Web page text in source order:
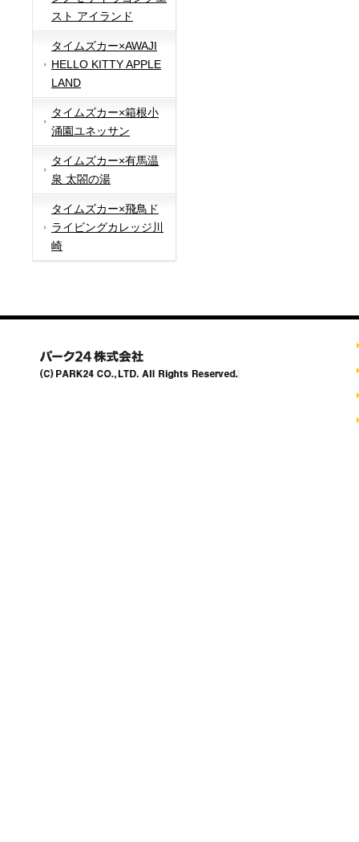
スト アイランド
タイムズカー×AWAJI
HELLO KITTY APPLE
LAND
タイムズカー×箱根小
涌園ユネッサン
タイムズカー×有馬温
泉 太閤の湯
タイムズカー×飛鳥ド
ライビングカレッジ川
崎